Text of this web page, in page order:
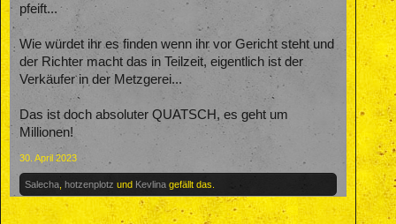
pfeift...
Wie würdet ihr es finden wenn ihr vor Gericht steht und
der Richter macht das in Teilzeit, eigentlich ist der
Verkäufer in der Metzgerei...
Das ist doch absoluter QUATSCH, es geht um
Millionen!
30. April 2023
Salecha hotzenplotz und Kevlina gefällt das.